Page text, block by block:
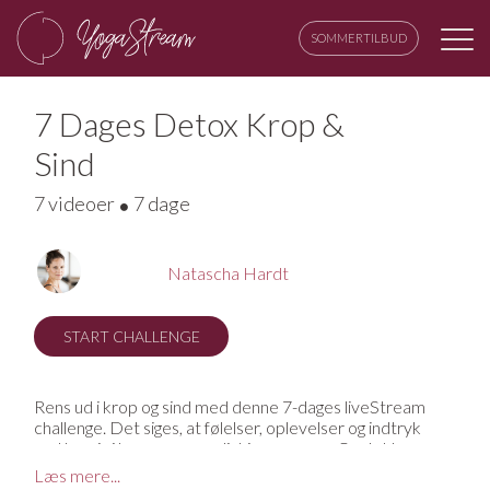
SOMMERTILBUD
7 Dages Detox Krop &
Sind
7 videoer 7 dage
START CHALLENGE
Natascha Hardt
Rens ud i krop og sind med denne 7-dages liveStream
challenge. Det siges, at følelser, oplevelser og indtryk
sætter sig i kroppen - særligt i organerne. Og det kan
være ekstremt givende at rense ud og "rydde op" ind
Læs mere...